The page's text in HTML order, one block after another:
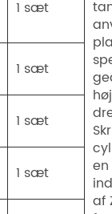
af
1 sæt
1 sæt
1 sæt
1 sæt